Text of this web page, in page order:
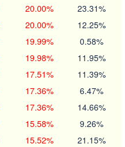
20.00% 23.31%
20.00% 12.25%
19.99% 0.58%
19.98% 11.95%
17.51% 11.39%
17.36% 6.47%
17.36% 14.66%
15.58% 9.26%
15.52% 21.15%